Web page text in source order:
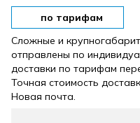
по тарифам
Сложные и
отправлены по
доставки по тарифам
Точная стоимость
Новая почта.